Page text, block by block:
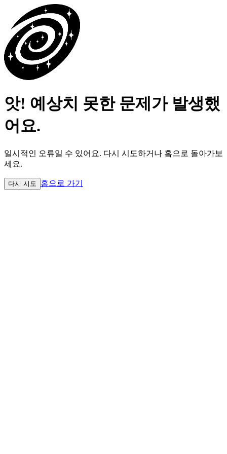
앗! 예상치 못한 문제가 발생했
어요.
일시적인 오류일 수 있어요. 다시 시도하거나 홈으로 돌아가보
세요.
다시 시도 홈으로 가기